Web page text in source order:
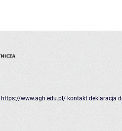
https://www.agh.edu.pl/ kontakt deklaracja